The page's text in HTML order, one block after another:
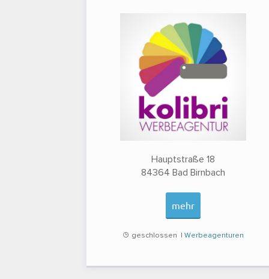
Hauptstraße 18
84364 Bad Birnbach
mehr
geschlossen |Werbeagenturen